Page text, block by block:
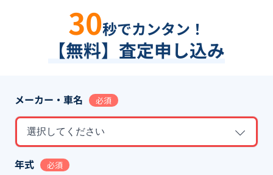
30秒でカンタン！
【無料】査定申し込み
メーカー・車名 必須
選択してください
年式 必須